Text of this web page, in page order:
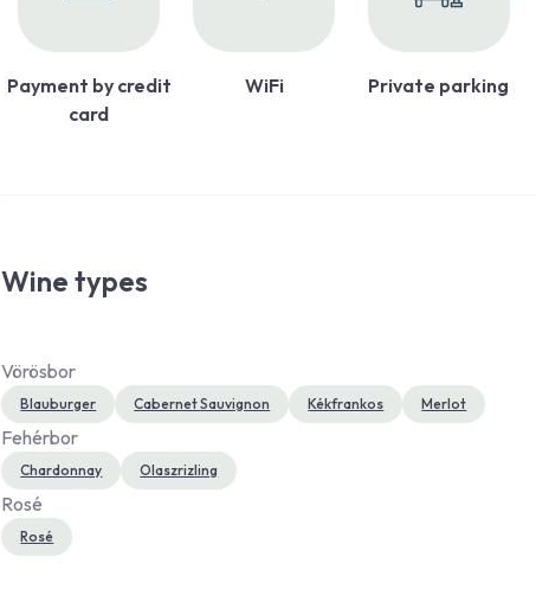
Payment by credit
card
WiFi Private parking
Wine types
Vörösbor
Blauburger Cabernet Sauvignon Kékfrankos Merlot
Fehérbor
Chardonnay Olaszrizling
Rosé
Rosé